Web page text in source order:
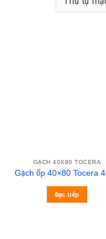
GẠCH 40X80 TOCERA
Gạch ốp 40×80 Tocera
Đọc tiếp